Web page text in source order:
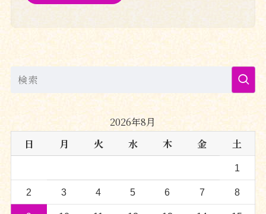
2026年8月
日
月 火 水 木 金 土
1
2 3 4 5 6 7 8